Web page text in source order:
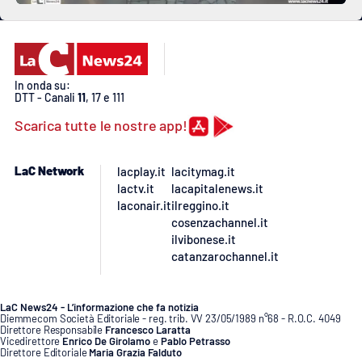
SPECIALI
Buona Sanità Calabria
LA
CALABRIAVISIONE
LAC
NETWORK
In onda su:
DTT - Canali 11, 17 e 111
Scarica tutte le nostre app!
LaC Network
lacplay.it
lactv.it
laconair.it
lacitymag.it
lacapitalenews.it
ilreggino.it
cosenzachannel.it
ilvibonese.it
catanzarochannel.it
LaC News24 - L’informazione che fa notizia
Diemmecom Società Editoriale - reg. trib. VV 23/05/1989 n°68 - R.O.C. 4049
Direttore Responsabile Francesco Laratta
Vicedirettore Enrico De GirolamoePablo Petrasso
Direttore Editoriale Maria Grazia Falduto